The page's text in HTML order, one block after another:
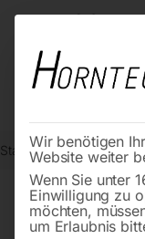
Start Metallbearbeitung
Wir benötigen
Website weiter
Wenn Sie unter
Einwilligung zu
möchten,
um Erlaubnis